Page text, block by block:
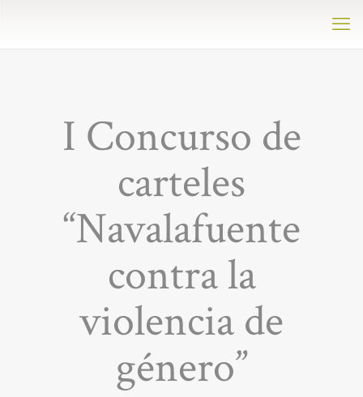
I Concurso de
carteles
“Navalafuente
contra la
violencia de
género”